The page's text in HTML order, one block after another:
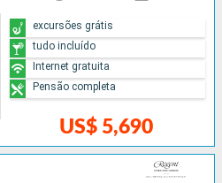
US$ 5,690
excursões grátis
tudo incluído
Internet gratuita
Pensão completa